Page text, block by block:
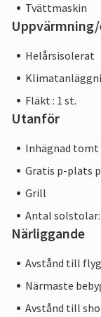
Tvättmaskin
Helårsisolerat
Fläkt : 1 st.
Utanför
Inhägnad tomt
Gratis p-plats
Grill
Antal solstolar:
Närliggande
Avstånd till
Närmaste
Avstånd till